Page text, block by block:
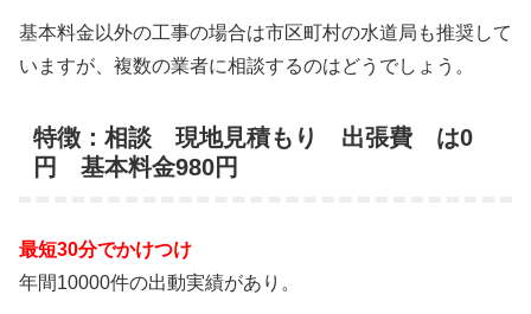
基本料金以外の工事の場合は市区町村の水道局も推奨して
いますが、複数の業者に相談するのはどうでしょう。
特徴：相談 現地見積もり 出張費 は0
円 基本料金980円
最短30分でかけつけ
年間10000件の出動実績があり。